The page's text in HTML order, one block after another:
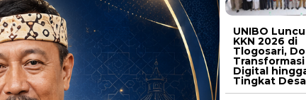
UNIBO
KKN 2026 di
Tlogosari,
Transformasi
Digital
Tingkat Desa